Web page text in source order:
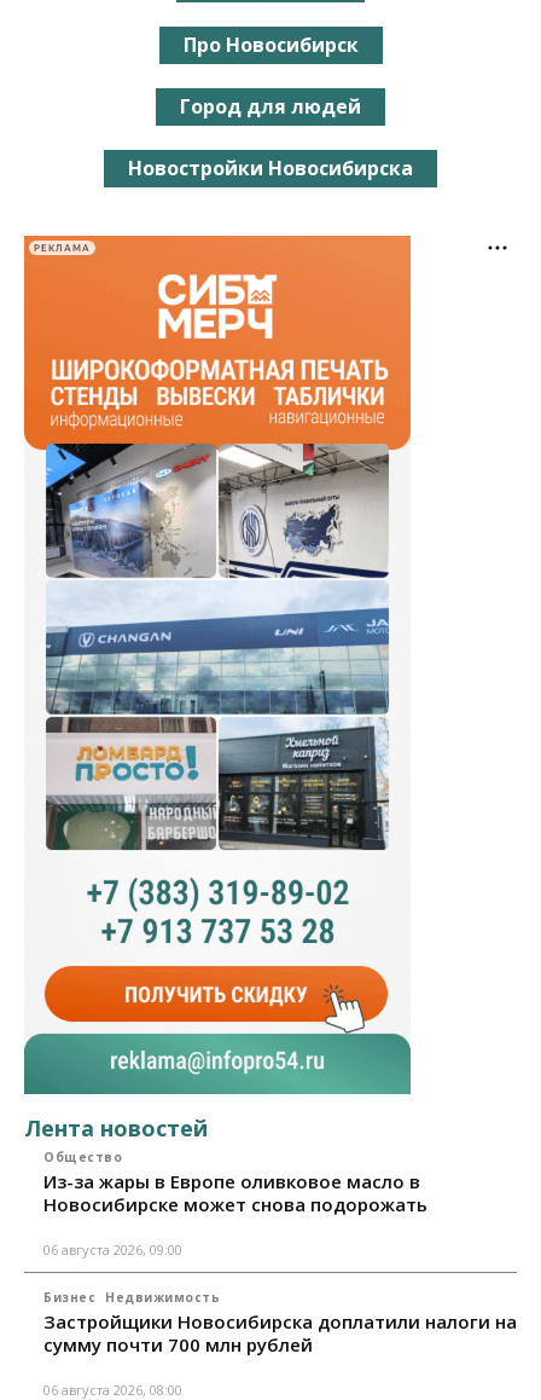
Про Новосибирск
Город для людей
Новостройки Новосибирска
РЕКЛАМА
Лента новостей
Общество
Из-за жары в Европе оливковое масло в
Новосибирске может снова подорожать
06 августа 2026, 09:00
Бизнес Недвижимость
Застройщики Новосибирска доплатили налоги на
сумму почти 700 млн рублей
06 августа 2026, 08:00